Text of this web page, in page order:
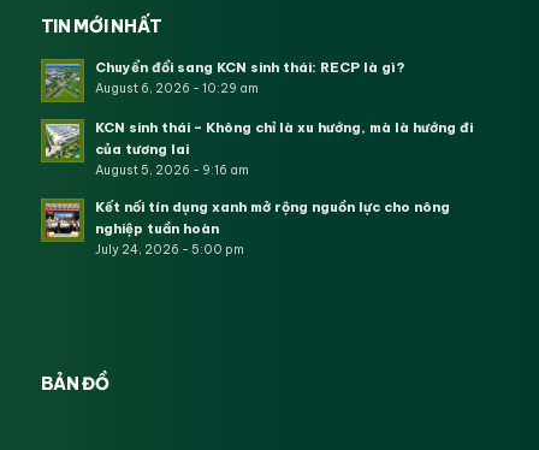
TIN MỚI NHẤT
Chuyển đổi sang KCN sinh thái: RECP là gì?
August 6, 2026 - 10:29 am
KCN sinh thái – Không chỉ là xu hướng, mà là hướng đi
của tương lai
August 5, 2026 - 9:16 am
Kết nối tín dụng xanh mở rộng nguồn lực cho nông
nghiệp tuần hoàn
July 24, 2026 - 5:00 pm
BẢN ĐỒ